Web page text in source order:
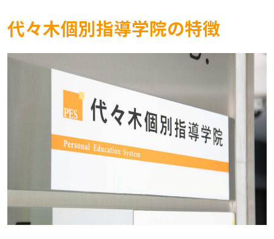
代々木個別指導学院の特徴